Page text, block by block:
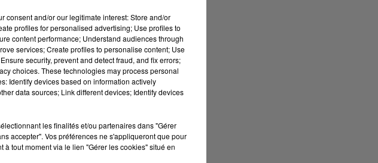
consent and/or our legitimate interest: Store and/or
profiles for personalised advertising; Use profiles to
content performance; Understand audiences through
services; Create profiles to personalise content; Use
security, prevent and detect fraud, and fix errors;
choices. These technologies may process personal
Identify devices based on information actively
data sources; Link different devices; Identify devices
les finalités et/ou partenaires dans "Gérer
accepter". Vos préférences ne s'appliqueront que pour
tout moment via le lien "Gérer les cookies" situé en